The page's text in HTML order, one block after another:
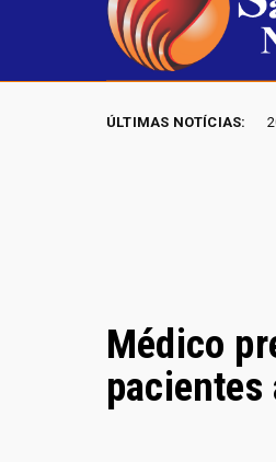
ÚLTIMAS NOTÍCIAS:
GO 2026 - Joscilene Mangão
Médico
pacientes